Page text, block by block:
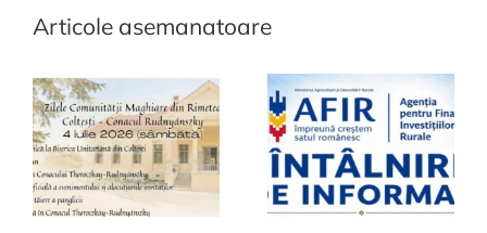
Articole asemanatoare